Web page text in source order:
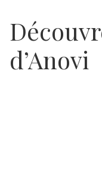
d’Anovi